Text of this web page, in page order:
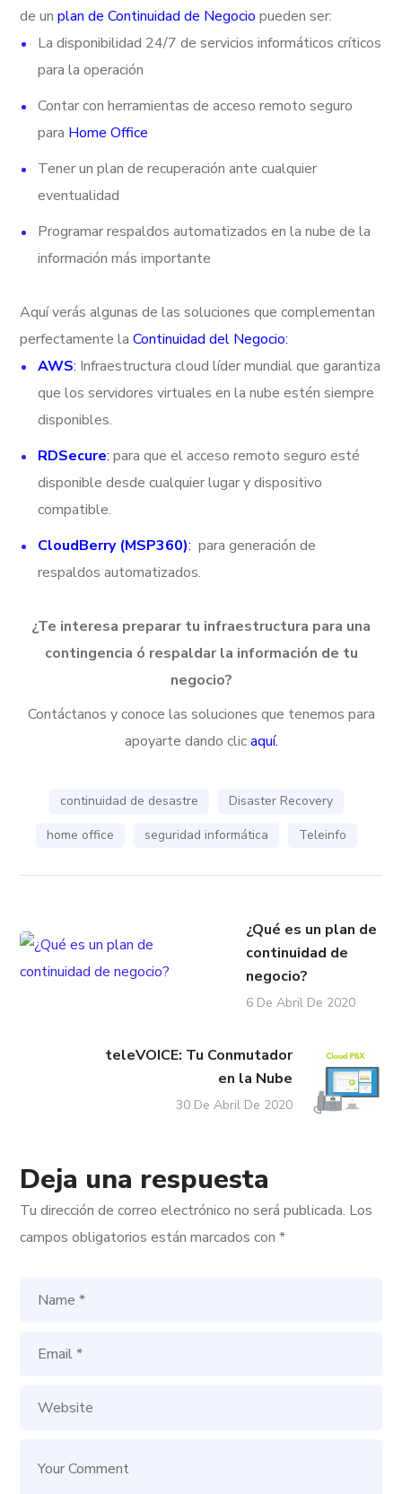
de unplan de Continuidad de Negocio pueden ser:
La disponibilidad 24/7 de servicios informáticos críticos
para la operación
Contar con herramientas de acceso remoto seguro
para Home Office
Tener un plan de recuperación ante cualquier
eventualidad
Programar respaldos automatizados en la nube de la
información más importante
Aquí verás algunas de las soluciones que complementan
perfectamente laContinuidad del Negocio:
AWS: Infraestructura cloud líder mundial que garantiza
que los servidores virtuales en la nube estén siempre
disponibles.
RDSecure: para que el acceso remoto seguro esté
disponible desde cualquier lugar y dispositivo
compatible.
CloudBerry (MSP360): para generación de
respaldos automatizados.
¿Te interesa preparar tu infraestructura para una
contingencia ó respaldar la información de tu
negocio?
Contáctanos y conoce las soluciones que tenemos para
apoyarte dando clicaquí.
continuidad de desastre
Disaster Recovery
home office
seguridad informática Teleinfo
¿Qué es un plan de
continuidad de
negocio?
6 De Abril De 2020
teleVOICE: Tu Conmutador
en la Nube
30 De Abril De 2020
Deja una respuesta
Tu dirección de correo electrónico no será publicada. Los
campos obligatorios están marcados con*